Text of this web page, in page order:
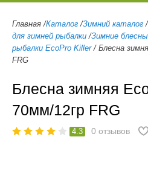
Главная /Каталог /Зимний каталог /
для зимней рыбалки /Зимние
рыбалки EcoPro Killer / Блесна
FRG
Блесна зимняя
70мм/12гр FRG
4.3 0 отзывов